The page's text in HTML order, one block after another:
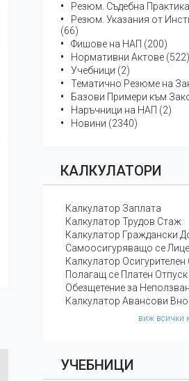
Резюм. Съдебна
Резюм. Указания от
(66)
Фишове на НАП (200)
Нормативни Актове (522)
Учебници (2)
Тематичнo Резюме на
Базови Примери към
Наръчници на НАП (2)
Новини (2340)
КАЛКУЛАТОРИ
Калкулатор Заплата
Калкулатор Трудов Стаж
Калкулатор Граждански
Самоосигуряващо се Лице
Калкулатор
Полагащ се Платен Отпуск
Обезщетение за
Калкулатор Авансови
виж всички
УЧЕБНИЦИ